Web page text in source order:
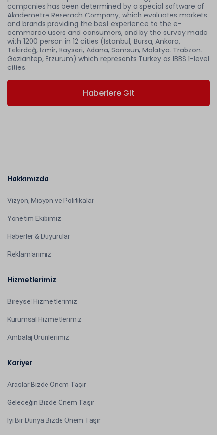
companies has been determined by a special software of
Akademetre Reserach Company, which evaluates markets
and brands providing the best experience to the e-
commerce users and consumers, and by the survey made
with 1200 person in 12 cities (İstanbul, Bursa, Ankara,
Tekirdağ, İzmir, Kayseri, Adana, Samsun, Malatya, Trabzon,
Gaziantep, Erzurum) which represents Turkey as IBBS 1-level
cities.
Haberlere Git
Hakkımızda
Vizyon, Misyon ve Politikalar
Yönetim Ekibimiz
Haberler & Duyurular
Reklamlarımız
Hizmetlerimiz
Bireysel Hizmetlerimiz
Kurumsal Hizmetlerimiz
Ambalaj Ürünlerimiz
Kariyer
Araslar Bizde Önem Taşır
Geleceğin Bizde Önem Taşır
İyi Bir Dünya Bizde Önem Taşır